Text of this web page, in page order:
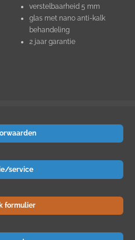
verstelbaarheid 5 mm
glas met nano anti-kalk
behandeling
2 jaar garantie
service
formulier